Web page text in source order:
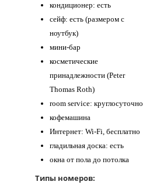
кондиционер: есть
сейф: есть (размером с
ноутбук)
мини-бар
косметические
принадлежности (Peter
Thomas Roth)
room service: круглосуточно
кофемашина
Интернет: Wi-Fi, бесплатно
гладильная доска: есть
окна от пола до потолка
Типы номеров: